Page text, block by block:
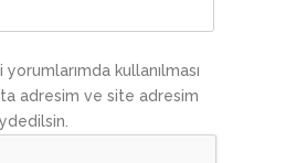
yorumlarımda kullanılması
adresim ve site adresim